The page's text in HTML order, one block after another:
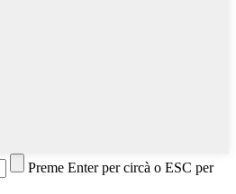
Preme Enter per circà o ESC per